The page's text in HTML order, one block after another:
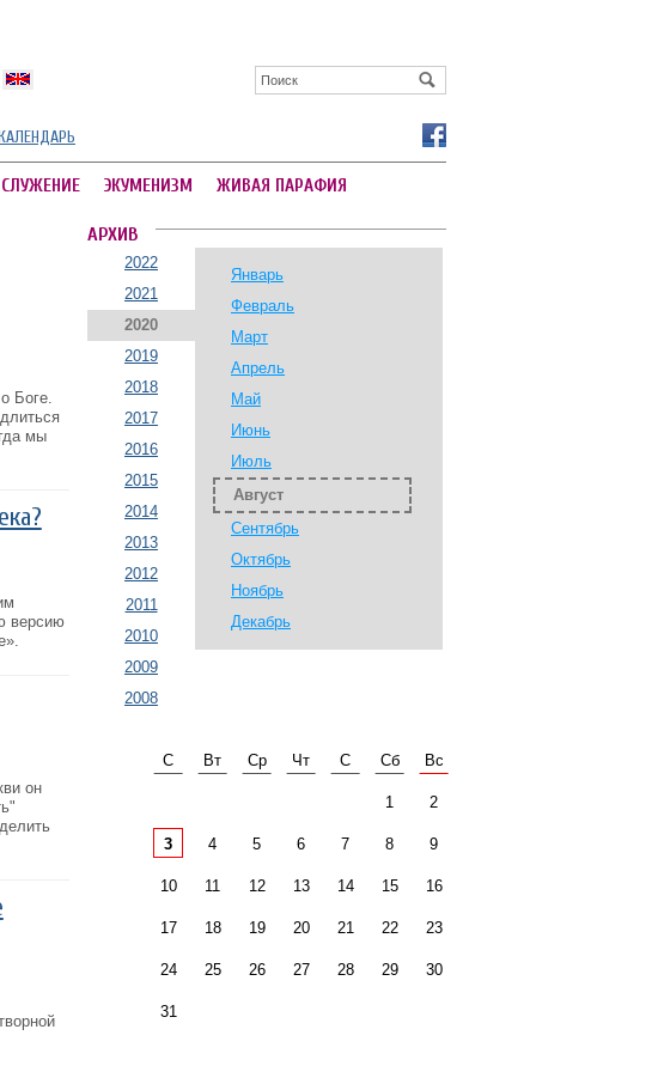
ЭКУМЕНИЗМ ЖИВАЯ ПАРАФИЯ
Боге.
мы
версию
он
АРХИВ
2022
2021
2020
2019
2018
2017
2016
2015
2014
2013
2012
2011
2010
2009
2008
Январь
Февраль
Март
Апрель
Май
Июнь
Июль
Август
Сентябрь
Октябрь
Ноябрь
Декабрь
С Вт Ср Чт С Сб Вс
1 2
3 4 5 6 7 8 9
10 11 12 13 14 15 16
17 18 19 20 21 22 23
24 25 26 27 28 29 30
31